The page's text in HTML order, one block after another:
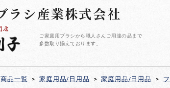
ラシ産業株式会社
ご家庭用ブラシから職人さんご用達の品まで
多数取り揃えております。
商品一覧 > 家庭用品/日用品 > 家庭用品/日用品 >